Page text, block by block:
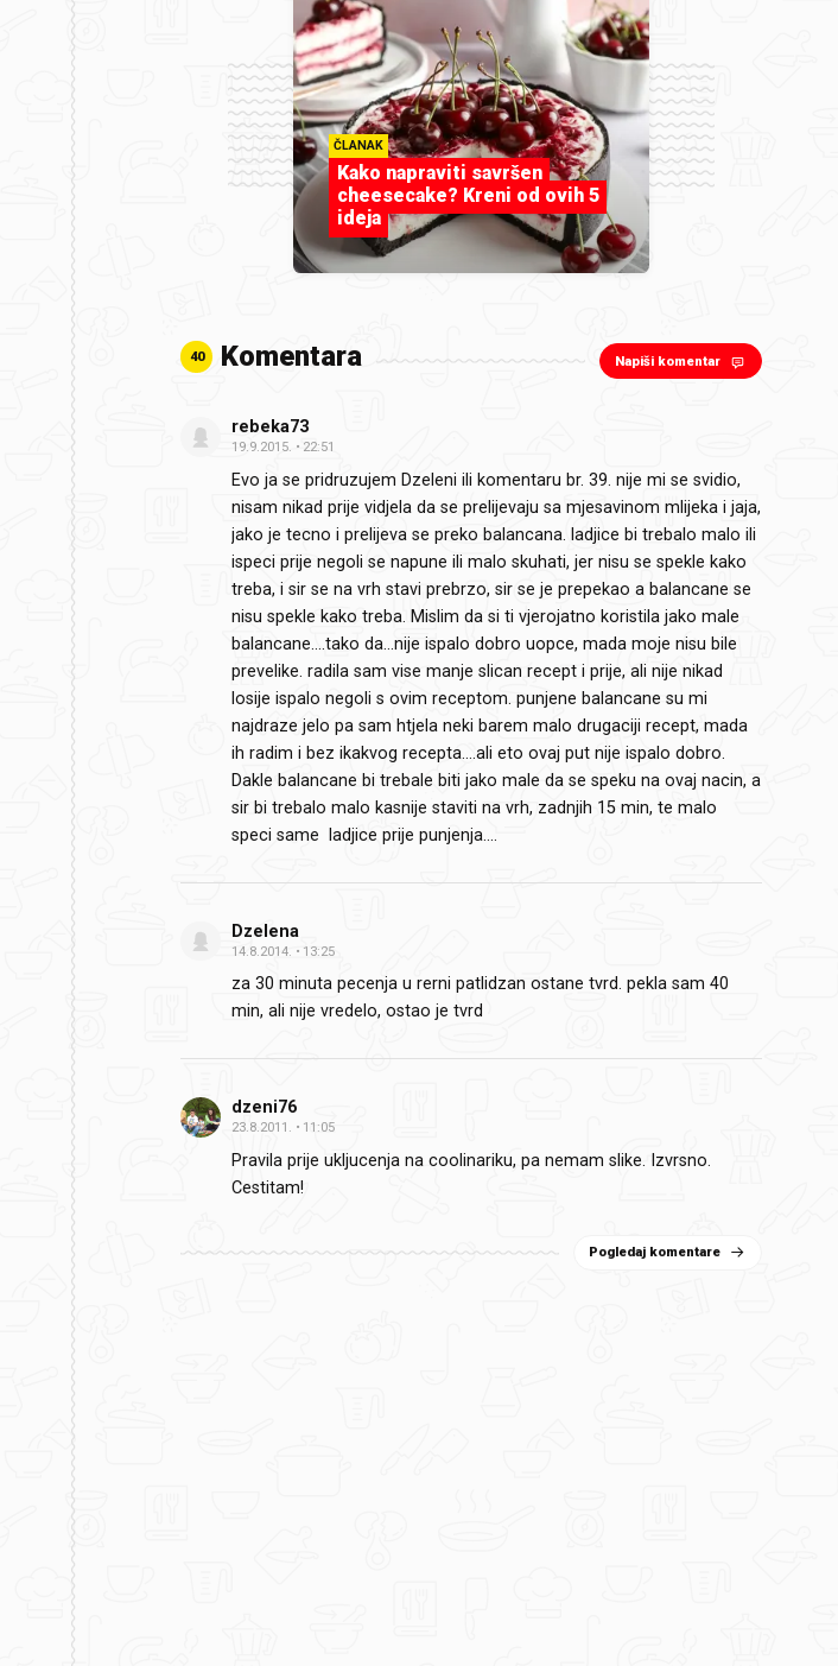
ČLANAK
Kako napraviti savršen
cheesecake? Kreni od ovih 5
ideja
40 Komentara Napiši komentar
rebeka73
19.9.2015. 22:51
Evo ja se pridruzujem Dzeleni ili komentaru br. 39. nije mi se svidio,
nisam nikad prije vidjela da se prelijevaju sa mjesavinom mlijeka i jaja,
jako je tecno i prelijeva se preko balancana. ladjice bi trebalo malo ili
ispeci prije negoli se napune ili malo skuhati, jer nisu se spekle kako
treba, i sir se na vrh stavi prebrzo, sir se je prepekao a balancane se
nisu spekle kako treba. Mislim da si ti vjerojatno koristila jako male
balancane....tako da...nije ispalo dobro uopce, mada moje nisu bile
prevelike. radila sam vise manje slican recept i prije, ali nije nikad
losije ispalo negoli s ovim receptom. punjene balancane su mi
najdraze jelo pa sam htjela neki barem malo drugaciji recept, mada
ih radim i bez ikakvog recepta....ali eto ovaj put nije ispalo dobro.
Dakle balancane bi trebale biti jako male da se speku na ovaj nacin, a
sir bi trebalo malo kasnije staviti na vrh, zadnjih 15 min, te malo
speci same ladjice prije punjenja....
Dzelena
14.8.2014. 13:25
za 30 minuta pecenja u rerni patlidzan ostane tvrd. pekla sam 40
min, ali nije vredelo, ostao je tvrd
dzeni76
23.8.2011. 11:05
Pravila prije ukljucenja na coolinariku, pa nemam slike. Izvrsno.
Cestitam!
Pogledaj komentare